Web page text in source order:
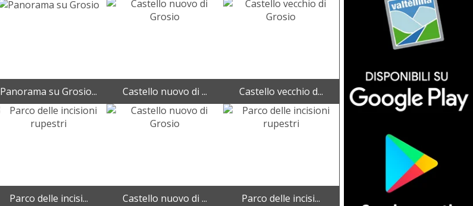
Panorama su Grosio... Castello nuovo di ... Castello vecchio d...
Parco delle incisi... Castello nuovo di ... Parco delle incisi...